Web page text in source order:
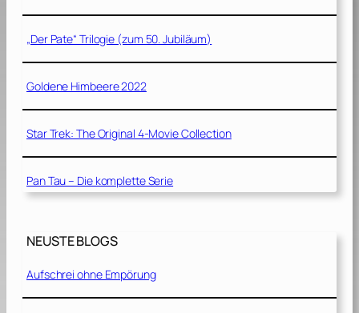
„Der Pate“ Trilogie (zum 50. Jubiläum)
Goldene Himbeere 2022
Star Trek: The Original 4-Movie Collection
Pan Tau – Die komplette Serie
NEUSTE BLOGS
Aufschrei ohne Empörung